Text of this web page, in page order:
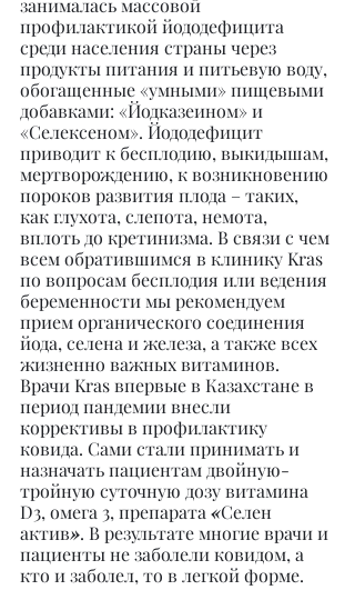
занималась массовой
профилактикой йододефицита
среди населения страны через
продукты питания и питьевую воду,
обогащенные «умными» пищевыми
добавками: «Йодказеином» и
«Селексеном». Йододефицит
приводит к бесплодию, выкидышам,
мертворождению, к возникновению
пороков развития плода – таких,
как глухота, слепота, немота,
вплоть до кретинизма. В связи с чем
всем обратившимся в клинику Kras
по вопросам бесплодия или ведения
беременности мы рекомендуем
прием органического соединения
йода, селена и железа, а также всех
жизненно важных витаминов.
Врачи Kras впервые в Казахстане в
период пандемии внесли
коррективы в профилактику
ковида. Сами стали принимать и
назначать пациентам двойную-
тройную суточную дозу витамина
D3, омега 3, препарата «Селен
актив». В результате многие врачи и
пациенты не заболели ковидом, а
кто и заболел, то в легкой форме.